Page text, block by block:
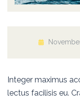
Integer maximus
lectus facilisis eu.